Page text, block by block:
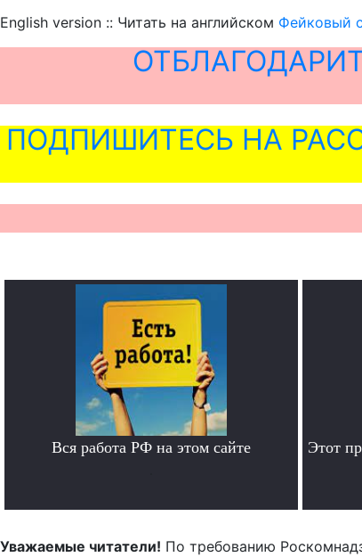
English version :: Читать на английском Фейковый
ПОДПИШИТЕСЬ НА
Вся работа РФ на этом сайте Этот
Уважаемые читатели! По требованию